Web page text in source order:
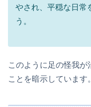
やされ、平穏な日常
う。
このように足の怪我が
ことを暗示しています。